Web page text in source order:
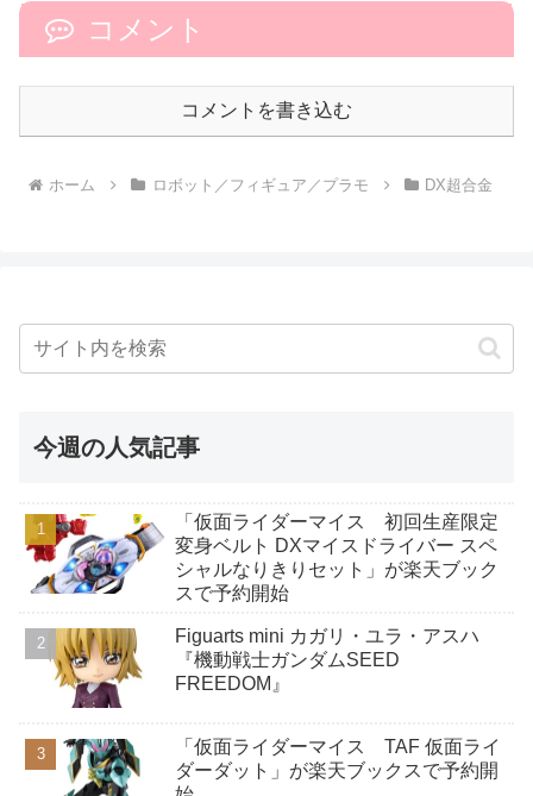
コメント
コメントを書き込む
ホーム ロボット／フィギュア／プラモ DX超合金
今週の人気記事
「仮面ライダーマイス 初回生産限定
変身ベルト DXマイスドライバー スペ
シャルなりきりセット」が楽天ブック
スで予約開始
Figuarts mini カガリ・ユラ・アスハ
『機動戦士ガンダムSEED
FREEDOM』
「仮面ライダーマイス TAF 仮面ライ
ダーダット」が楽天ブックスで予約開